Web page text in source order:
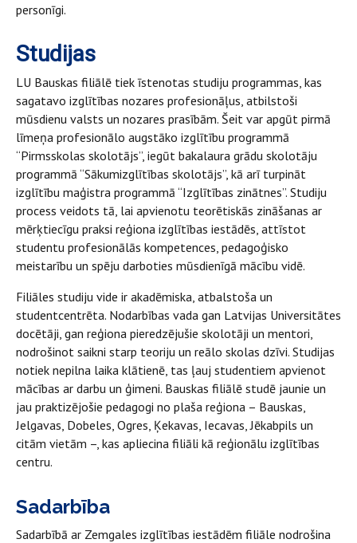
personīgi.
Studijas
LU Bauskas filiālē tiek īstenotas studiju programmas, kas
sagatavo izglītības nozares profesionāļus, atbilstoši
mūsdienu valsts un nozares prasībām. Šeit var apgūt pirmā
līmeņa profesionālo augstāko izglītību programmā
“Pirmsskolas skolotājs”, iegūt bakalaura grādu skolotāju
programmā “Sākumizglītības skolotājs”, kā arī turpināt
izglītību maģistra programmā “Izglītības zinātnes”. Studiju
process veidots tā, lai apvienotu teorētiskās zināšanas ar
mērķtiecīgu praksi reģiona izglītības iestādēs, attīstot
studentu profesionālās kompetences, pedagoģisko
meistarību un spēju darboties mūsdienīgā mācību vidē.
Filiāles studiju vide ir akadēmiska, atbalstoša un
studentcentrēta. Nodarbības vada gan Latvijas Universitātes
docētāji, gan reģiona pieredzējušie skolotāji un mentori,
nodrošinot saikni starp teoriju un reālo skolas dzīvi. Studijas
notiek nepilna laika klātienē, tas ļauj studentiem apvienot
mācības ar darbu un ģimeni. Bauskas filiālē studē jaunie un
jau praktizējošie pedagogi no plaša reģiona – Bauskas,
Jelgavas, Dobeles, Ogres, Ķekavas, Iecavas, Jēkabpils un
citām vietām –, kas apliecina filiāli kā reģionālu izglītības
centru.
Sadarbība
Sadarbībā ar Zemgales izglītības iestādēm filiāle nodrošina